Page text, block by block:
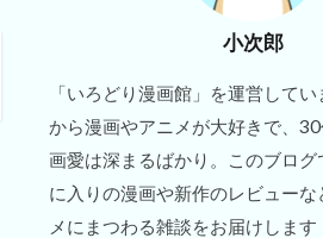
小次郎
「いろどり漫画館」を運営して
から漫画やアニメが大好きで、
画愛は深まるばかり。このブロ
に入りの漫画や新作のレビューな
メにまつわる雑談をお届けします